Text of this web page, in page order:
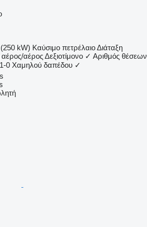
kW) Καύσιμο πετρέλαιοΔιάταξη
αέρος/αέροςΔεξιοτίμονο ✓ Αριθμός θέσεων
0 Χαμηλού δαπέδου ✓